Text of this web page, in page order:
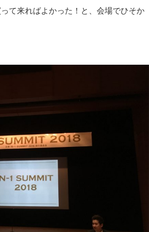
て来ればよかった！と、会場でひそか